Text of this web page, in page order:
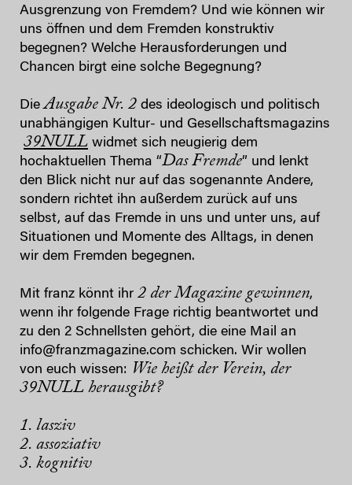
Ausgrenzung von Fremdem? Und wie können wir
uns öffnen und dem Fremden konstruktiv
begegnen? Welche Herausforderungen und
Chancen birgt eine solche Begegnung?
DieAusgabe Nr. 2 des ideologisch und politisch
unabhängigen Kultur- und Gesellschaftsmagazins
39NULL widmet sich neugierig dem
hochaktuellen Thema “Das Fremde” und lenkt
den Blick nicht nur auf das sogenannte Andere,
sondern richtet ihn außerdem zurück auf uns
selbst, auf das Fremde in uns und unter uns, auf
Situationen und Momente des Alltags, in denen
wir dem Fremden begegnen.
Mit franz könnt ihr 2 der Magazine gewinnen,
wenn ihr folgende Frage richtig beantwortet und
zu den 2 Schnellsten gehört, die eine Mail an
info@franzmagazine.com schicken. Wir wollen
von euch wissen: Wie heißt der Verein, der
39NULL herausgibt?
1. lasziv
2. assoziativ
3. kognitiv